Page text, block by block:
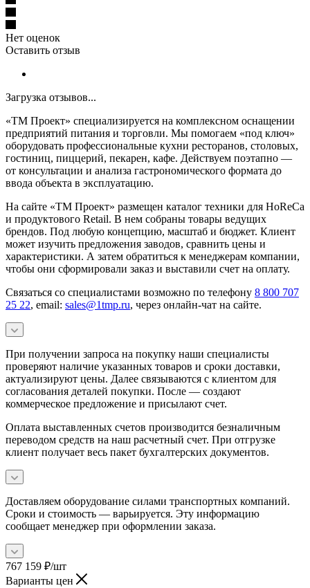
Нет оценок
Оставить отзыв
Загрузка отзывов...
«ТМ Проект» специализируется на комплексном оснащении
предприятий питания и торговли. Мы помогаем «под ключ»
оборудовать профессиональные кухни ресторанов, столовых,
гостиниц, пиццерий, пекарен, кафе. Действуем поэтапно —
от консультации и анализа гастрономического формата до
ввода объекта в эксплуатацию.
На сайте «ТМ Проект» размещен каталог техники для HoReCa
и продуктового Retail. В нем собраны товары ведущих
брендов. Под любую концепцию, масштаб и бюджет. Клиент
может изучить предложения заводов, сравнить цены и
характеристики. А затем обратиться к менеджерам компании,
чтобы они сформировали заказ и выставили счет на оплату.
Связаться со специалистами возможно по телефону 8 800 707
25 22, email: sales@1tmp.ru, через онлайн-чат на сайте.
При получении запроса на покупку наши специалисты
проверяют наличие указанных товаров и сроки доставки,
актуализируют цены. Далее связываются с клиентом для
согласования деталей покупки. После — создают
коммерческое предложение и присылают счет.
Оплата выставленных счетов производится безналичным
переводом средств на наш расчетный счет. При отгрузке
клиент получает весь пакет бухгалтерских документов.
Доставляем оборудование силами транспортных компаний.
Сроки и стоимость — варьируется. Эту информацию
сообщает менеджер при оформлении заказа.
767 159 ₽/шт
Варианты цен